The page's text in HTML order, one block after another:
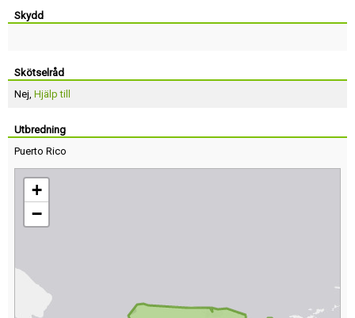
Skydd
Skötselråd
Nej, Hjälp till
Utbredning
Puerto Rico
+
−